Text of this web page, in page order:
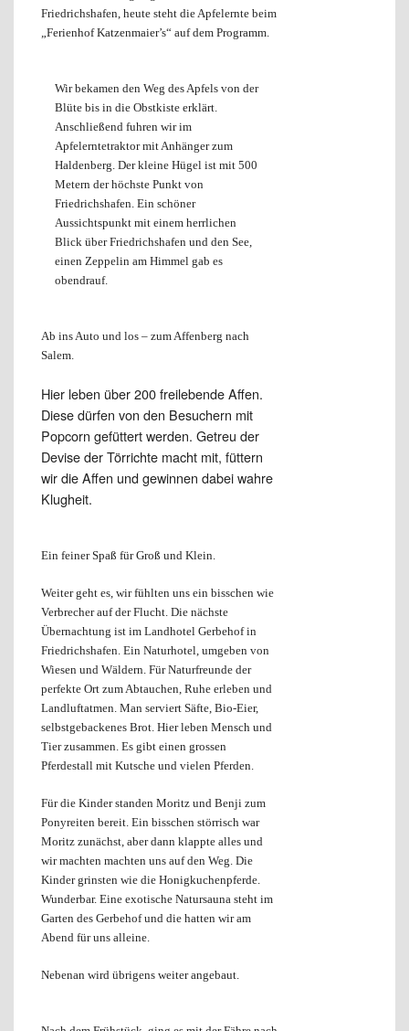
Friedrichshafen, heute steht die Apfelernte beim
„Ferienhof Katzenmaier’s“ auf dem Programm.
Wir bekamen den Weg des Apfels von der
Blüte bis in die Obstkiste erklärt.
Anschließend fuhren wir im
Apfelerntetraktor mit Anhänger zum
Haldenberg. Der kleine Hügel ist mit 500
Metern der höchste Punkt von
Friedrichshafen. Ein schöner
Aussichtspunkt mit einem herrlichen
Blick über Friedrichshafen und den See,
einen Zeppelin am Himmel gab es
obendrauf.
Ab ins Auto und los – zum Affenberg nach
Salem.
Hier leben über 200 freilebende Affen.
Diese dürfen von den Besuchern mit
Popcorn gefüttert werden. Getreu der
Devise der Törrichte macht mit, füttern
wir die Affen und gewinnen dabei wahre
Klugheit.
Ein feiner Spaß für Groß und Klein.
Weiter geht es, wir fühlten uns ein bisschen wie
Verbrecher auf der Flucht. Die nächste
Übernachtung ist im Landhotel Gerbehof in
Friedrichshafen. Ein Naturhotel, umgeben von
Wiesen und Wäldern. Für Naturfreunde der
perfekte Ort zum Abtauchen, Ruhe erleben und
Landluftatmen. Man serviert Säfte, Bio-Eier,
selbstgebackenes Brot. Hier leben Mensch und
Tier zusammen. Es gibt einen grossen
Pferdestall mit Kutsche und vielen Pferden.
Für die Kinder standen Moritz und Benji zum
Ponyreiten bereit. Ein bisschen störrisch war
Moritz zunächst, aber dann klappte alles und
wir machten machten uns auf den Weg. Die
Kinder grinsten wie die Honigkuchenpferde.
Wunderbar. Eine exotische Natursauna steht im
Garten des Gerbehof und die hatten wir am
Abend für uns alleine.
Nebenan wird übrigens weiter angebaut.